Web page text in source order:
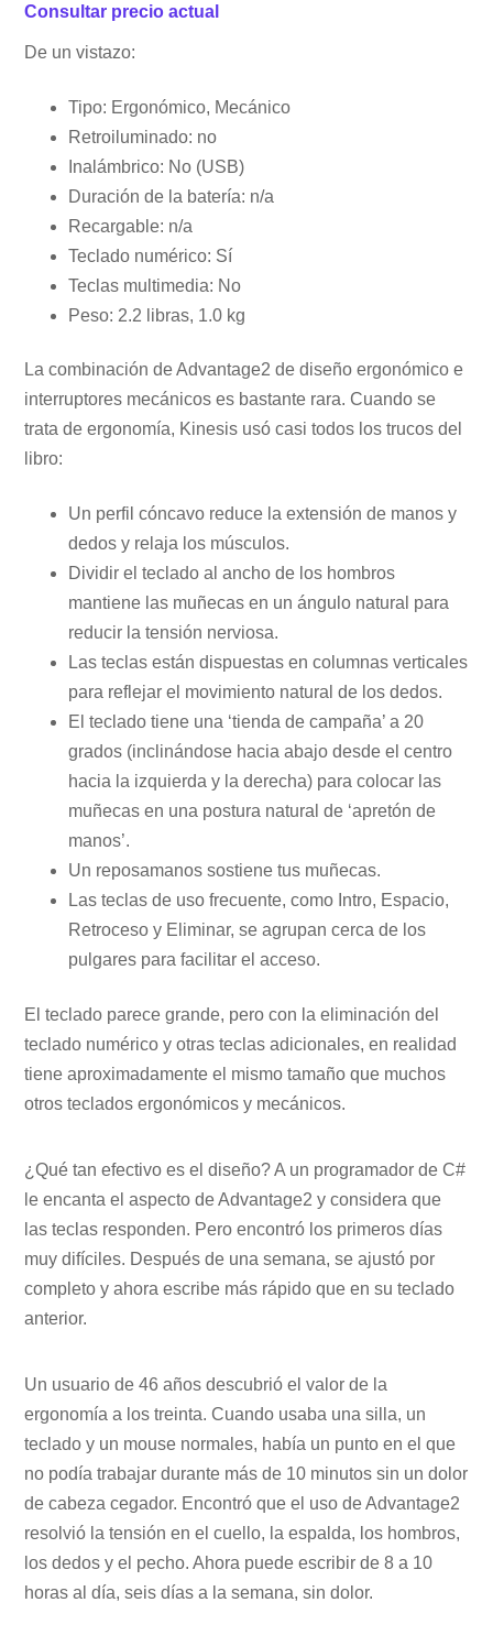
Consultar precio actual
De un vistazo:
Tipo: Ergonómico, Mecánico
Retroiluminado: no
Inalámbrico: No (USB)
Duración de la batería: n/a
Recargable: n/a
Teclado numérico: Sí
Teclas multimedia: No
Peso: 2.2 libras, 1.0 kg
La combinación de Advantage2 de diseño ergonómico e
interruptores mecánicos es bastante rara. Cuando se
trata de ergonomía, Kinesis usó casi todos los trucos del
libro:
Un perfil cóncavo reduce la extensión de manos y
dedos y relaja los músculos.
Dividir el teclado al ancho de los hombros
mantiene las muñecas en un ángulo natural para
reducir la tensión nerviosa.
Las teclas están dispuestas en columnas verticales
para reflejar el movimiento natural de los dedos.
El teclado tiene una ‘tienda de campaña’ a 20
grados (inclinándose hacia abajo desde el centro
hacia la izquierda y la derecha) para colocar las
muñecas en una postura natural de ‘apretón de
manos’.
Un reposamanos sostiene tus muñecas.
Las teclas de uso frecuente, como Intro, Espacio,
Retroceso y Eliminar, se agrupan cerca de los
pulgares para facilitar el acceso.
El teclado parece grande, pero con la eliminación del
teclado numérico y otras teclas adicionales, en realidad
tiene aproximadamente el mismo tamaño que muchos
otros teclados ergonómicos y mecánicos.
¿Qué tan efectivo es el diseño? A un programador de C#
le encanta el aspecto de Advantage2 y considera que
las teclas responden. Pero encontró los primeros días
muy difíciles. Después de una semana, se ajustó por
completo y ahora escribe más rápido que en su teclado
anterior.
Un usuario de 46 años descubrió el valor de la
ergonomía a los treinta. Cuando usaba una silla, un
teclado y un mouse normales, había un punto en el que
no podía trabajar durante más de 10 minutos sin un dolor
de cabeza cegador. Encontró que el uso de Advantage2
resolvió la tensión en el cuello, la espalda, los hombros,
los dedos y el pecho. Ahora puede escribir de 8 a 10
horas al día, seis días a la semana, sin dolor.